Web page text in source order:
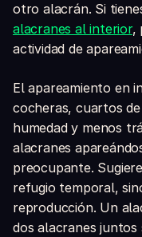
otro alacrán. Si
alacranes al interior,
actividad de
El apareamiento en
cocheras, cuartos
humedad y menos
alacranes
preocupante.
refugio temporal,
reproducción. Un
dos alacranes